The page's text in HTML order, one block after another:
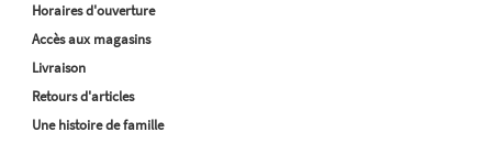
Horaires d'ouverture
Accès aux magasins
Livraison
Retours d'articles
Une histoire de famille